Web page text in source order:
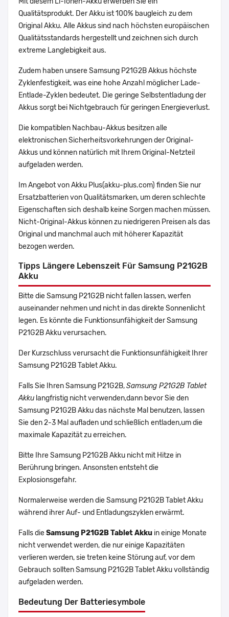
Qualitätsprodukt. Der Akku ist 100% baugleich zu dem
Original Akku. Alle Akkus sind nach höchsten europäischen
Qualitätsstandards hergestellt und zeichnen sich durch
extreme Langlebigkeit aus.
Zudem haben unsere Samsung P21G2B Akkus höchste
Zyklenfestigkeit, was eine hohe Anzahl möglicher Lade-
Entlade-Zyklen bedeutet. Die geringe Selbstentladung der
Akkus sorgt bei Nichtgebrauch für geringen Energieverlust.
Die kompatiblen Nachbau-Akkus besitzen alle
elektronischen Sicherheitsvorkehrungen der Original-
Akkus und können natürlich mit Ihrem Original-Netzteil
aufgeladen werden.
Im Angebot von Akku Plus(akku-plus.com) finden Sie nur
Ersatzbatterien von Qualitätsmarken, um deren schlechte
Eigenschaften sich deshalb keine Sorgen machen müssen.
Nicht-Original-Akkus können zu niedrigeren Preisen als das
Original und manchmal auch mit höherer Kapazität
bezogen werden.
Tipps Längere Lebenszeit Für Samsung P21G2B
Akku
Bitte die Samsung P21G2B nicht fallen lassen, werfen
auseinander nehmen und nicht in das direkte Sonnenlicht
legen. Es könnte die Funktionsunfähigkeit der Samsung
P21G2B Akku verursachen.
Der Kurzschluss verursacht die Funktionsunfähigkeit Ihrer
Samsung P21G2B Tablet Akku.
Falls Sie Ihren Samsung P21G2B,Samsung P21G2B Tablet
Akku langfristig nicht verwenden,dann bevor Sie den
Samsung P21G2B Akku das nächste Mal benutzen, lassen
Sie den 2-3 Mal aufladen und schließlich entladen,um die
maximale Kapazität zu erreichen.
Bitte Ihre Samsung P21G2B Akku nicht mit Hitze in
Berührung bringen. Ansonsten entsteht die
Explosionsgefahr.
Normalerweise werden die Samsung P21G2B Tablet Akku
während ihrer Auf- und Entladungszyklen erwärmt.
Falls dieSamsung P21G2B Tablet Akku in einige Monate
nicht verwendet werden, die nur einige Kapazitäten
verlieren werden, sie treten keine Störung auf, vor dem
Gebrauch sollten Samsung P21G2B Tablet Akku vollständig
aufgeladen werden.
Bedeutung Der Batteriesymbole